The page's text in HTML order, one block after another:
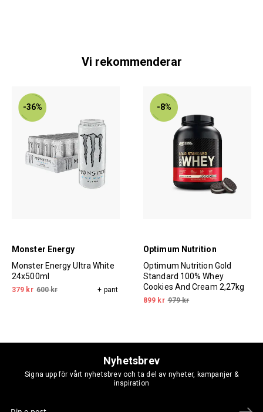
Vi rekommenderar
-36%
Monster Energy
Monster Energy Ultra White
24x500ml
379 kr 600 kr + pant
-8%
Optimum Nutrition
Optimum Nutrition Gold
Standard 100% Whey
Cookies And Cream 2,27kg
899 kr 979 kr
Nyhetsbrev
Signa upp för vårt nyhetsbrev och ta del av nyheter, kampanjer &
inspiration